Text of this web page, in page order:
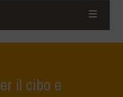
il cibo e